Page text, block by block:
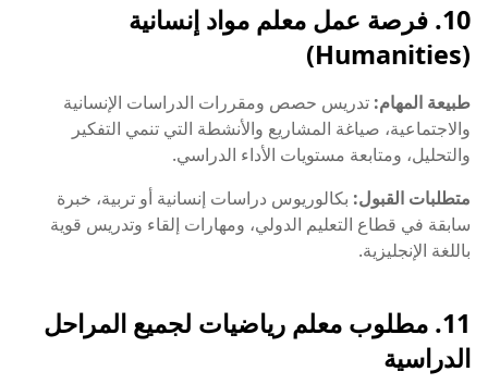
10. فرصة عمل معلم مواد إنسانية
(Humanities)
طبيعة المهام: تدريس حصص ومقررات الدراسات الإنسانية
والاجتماعية، صياغة المشاريع والأنشطة التي تنمي التفكير
والتحليل، ومتابعة مستويات الأداء الدراسي.
متطلبات القبول: بكالوريوس دراسات إنسانية أو تربية، خبرة
سابقة في قطاع التعليم الدولي، ومهارات إلقاء وتدريس قوية
باللغة الإنجليزية.
11. مطلوب معلم رياضيات لجميع المراحل
الدراسية